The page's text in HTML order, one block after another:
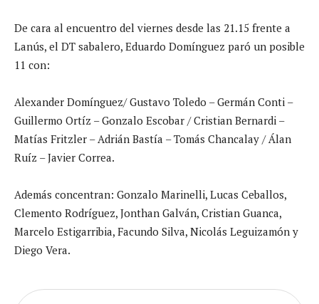
De cara al encuentro del viernes desde las 21.15 frente a
Lanús, el DT sabalero, Eduardo Domínguez paró un posible
11 con:
Alexander Domínguez/ Gustavo Toledo – Germán Conti –
Guillermo Ortíz – Gonzalo Escobar / Cristian Bernardi –
Matías Fritzler – Adrián Bastía – Tomás Chancalay / Álan
Ruíz – Javier Correa.
Además concentran: Gonzalo Marinelli, Lucas Ceballos,
Clemento Rodríguez, Jonthan Galván, Cristian Guanca,
Marcelo Estigarribia, Facundo Silva, Nicolás Leguizamón y
Diego Vera.